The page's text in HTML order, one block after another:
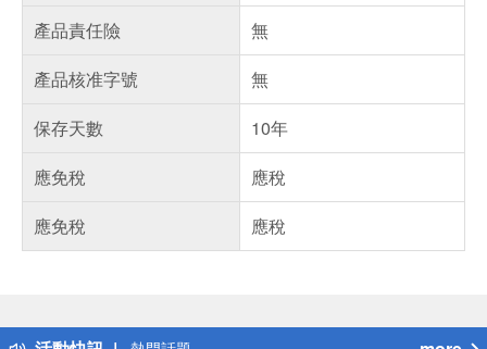
產品責任險
無
產品核准字號
無
保存天數
10年
應免稅
應稅
應免稅
應稅
得獎公告